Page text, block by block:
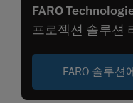
FARO
프로젝션 솔루션
FARO 솔루션